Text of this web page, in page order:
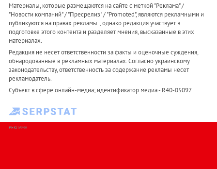
Материалы, которые размещаются на сайте с меткой "Реклама" /
"Новости компаний" / "Пресрелиз" / "Promoted", являются рекламными и
публикуются на правах рекламы. , однако редакция участвует в
подготовке этого контента и разделяет мнения, высказанные в этих
материалах.
Редакция не несет ответственности за факты и оценочные суждения,
обнародованные в рекламных материалах. Согласно украинскому
законодательству, ответственность за содержание рекламы несет
рекламодатель.
Субъект в сфере онлайн-медиа; идентификатор медиа - R40-05097
РЕКЛАМА